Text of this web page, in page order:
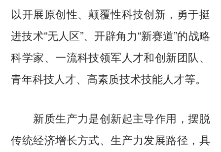
以开展原创性、颠覆性科技创新，勇于挺
进技术“无人区”、开辟角力“新赛道”的战略
科学家、一流科技领军人才和创新团队、
青年科技人才、高素质技术技能人才等。
新质生产力是创新起主导作用，摆脱
传统经济增长方式、生产力发展路径，具